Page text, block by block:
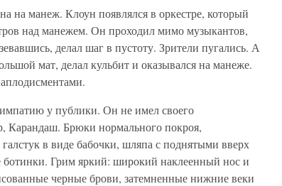
на манеж. Клоун появлялся в оркестре, который
над манежем. Он проходил мимо музыкантов,
делал шаг в пустоту. Зрители пугались. А
мат, делал кульбит и оказывался на манеже.
у публики. Он не имел своего
Карандаш. Брюки нормального покроя,
в виде бабочки, шляпа с поднятыми вверх
Грим яркий: широкий наклеенный нос и
черные брови, затемненные нижние веки